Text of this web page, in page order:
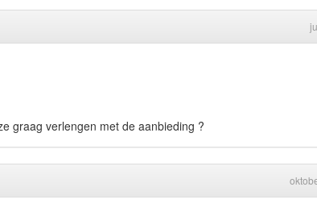
graag verlengen met de aanbieding ?